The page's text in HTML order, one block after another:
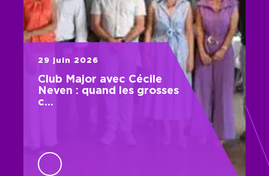
29 juin 2026
Club Major avec Cécile
Neven : quand les grosses
c…